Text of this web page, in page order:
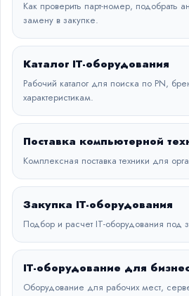
Как проверить парт-номер, подобрать
замену в закупке.
Каталог IT-оборудования
Рабочий каталог для поиска по PN,
характеристикам.
Поставка компьютерной
Комплексная поставка техники для
Закупка IT-оборудования
Подбор и расчет IT-оборудования под
IT-оборудование для
Оборудование для рабочих мест,